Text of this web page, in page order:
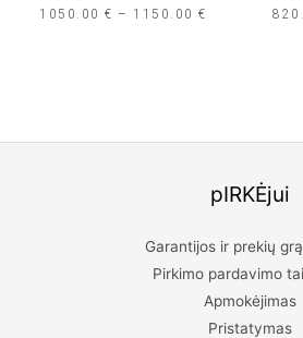
1050.00€ – 1150.00€
pIRKĖjui
Garantijos ir prekių
Pirkimo pardavimo
Apmokėjimas
Pristatymas